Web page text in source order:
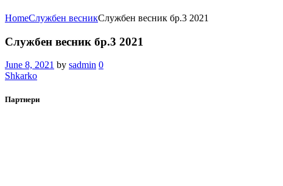
HomeСлужбен весникСлужбен весник бр.3 2021
Службен весник бр.3 2021
June 8, 2021 by sadmin 0
Shkarko
Партнери